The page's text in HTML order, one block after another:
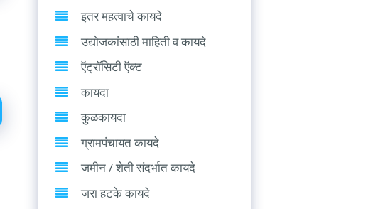
इतर महत्वाचे कायदे
उद्योजकांसाठी माहिती व कायदे
ऍट्रॉसिटी ऍक्ट
कायदा
कुळकायदा
ग्रामपंचायत कायदे
जमीन / शेती संदर्भात कायदे
जरा हटके कायदे